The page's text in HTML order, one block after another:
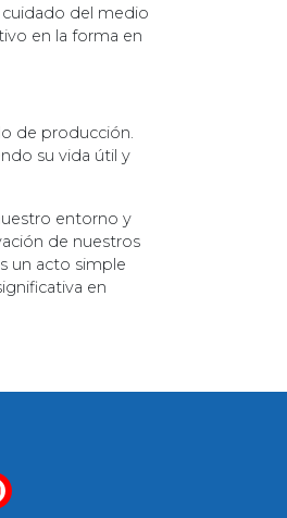
cuidado del medio
en la forma en
de producción.
su vida útil y
entorno y
de nuestros
un acto simple
en